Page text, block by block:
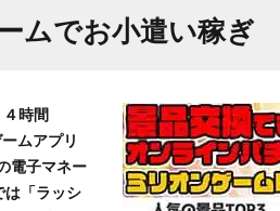
ムでお小遣い稼ぎ
時間
ムアプリ
電子マネー
は「ラッシ